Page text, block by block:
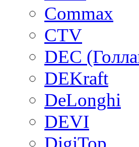
Commax
CTV
DEC
DEKraft
DeLonghi
DEVI